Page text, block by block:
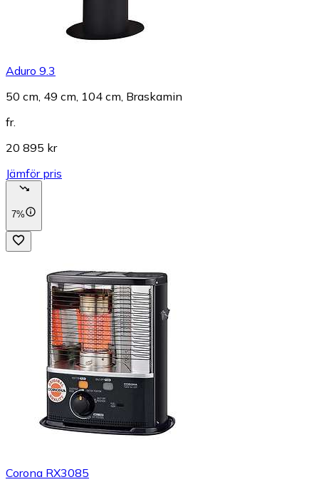
Aduro 9.3
50 cm, 49 cm, 104 cm, Braskamin
fr.
20 895 kr
Jämför pris
7%
Corona RX3085